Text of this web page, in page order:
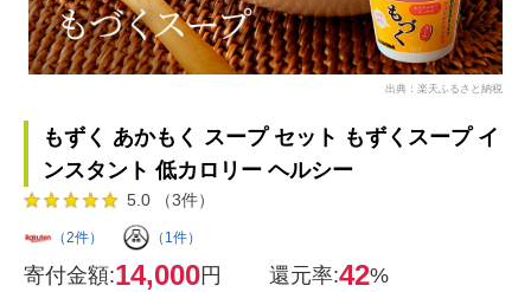
出典：楽天ふるさと納税
もずく あかもく スープ セット もずくスープ イ
ンスタント 低カロリー ヘルシー
5.0 （3件）
（2件） （1件）
寄付金額:14,000円 還元率:42%